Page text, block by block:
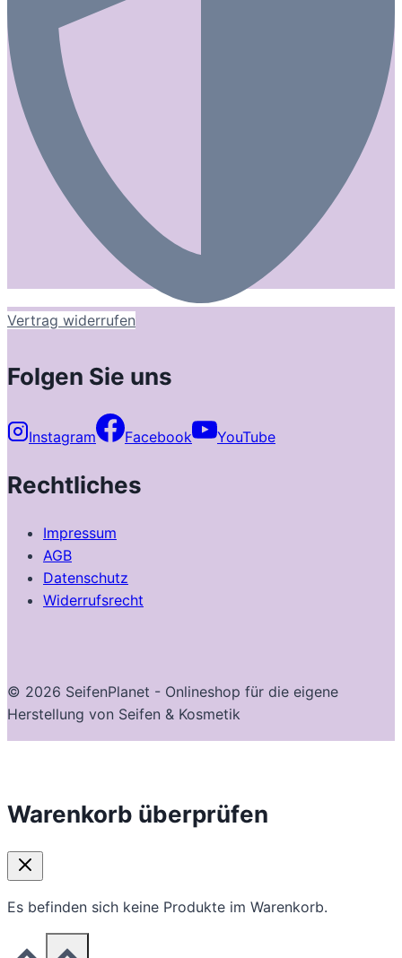
Vertrag widerrufen
Folgen Sie uns
Instagram Facebook YouTube
Rechtliches
Impressum
AGB
Datenschutz
Widerrufsrecht
© 2026 SeifenPlanet - Onlineshop für die eigene
Herstellung von Seifen & Kosmetik
Warenkorb überprüfen
Es befinden sich keine Produkte im Warenkorb.